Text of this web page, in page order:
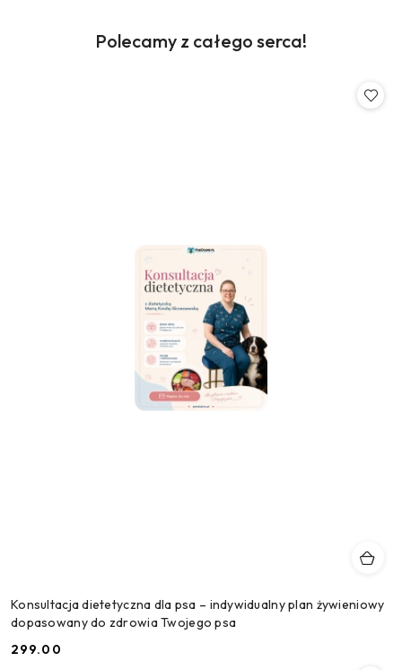
Pomiń karuzelę produktów
Produkty
Polecamy z całego serca!
Konsultacja dietetyczna dla psa – indywidualny plan żywieniowy
dopasowany do zdrowia Twojego psa
Cena:
299.00